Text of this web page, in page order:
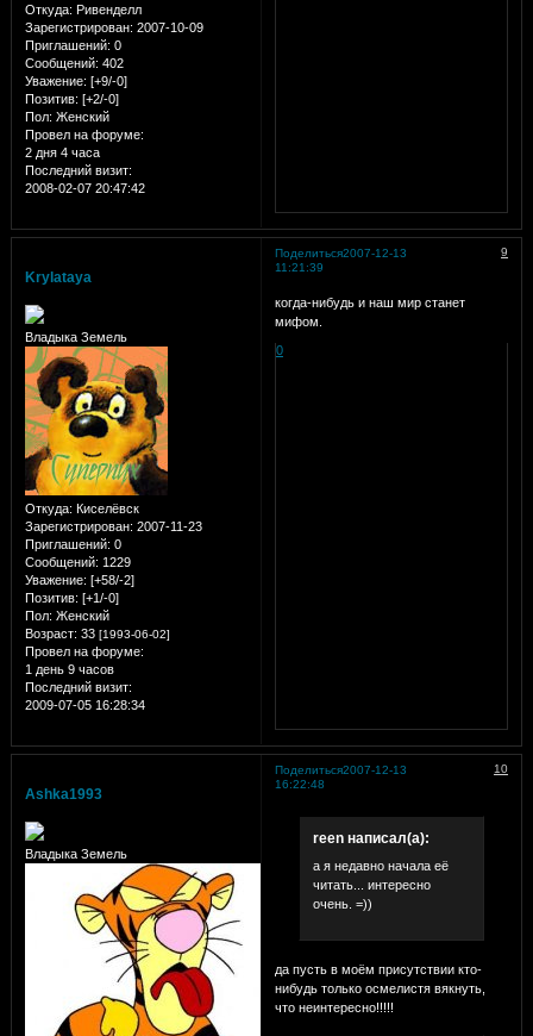
Откуда: Ривенделл
Зарегистрирован: 2007-10-09
Приглашений: 0
Сообщений: 402
Уважение: [+9/-0]
Позитив: [+2/-0]
Пол: Женский
Провел на форуме:
2 дня 4 часа
Последний визит:
2008-02-07 20:47:42
Поделиться 9
2007-12-13
11:21:39
Krylataya
Владыка Земель
Откуда: Киселёвск
Зарегистрирован: 2007-11-23
Приглашений: 0
Сообщений: 1229
Уважение: [+58/-2]
Позитив: [+1/-0]
Пол: Женский
Возраст: 33 [1993-06-02]
Провел на форуме:
1 день 9 часов
Последний визит:
2009-07-05 16:28:34
когда-нибудь и наш мир станет
мифом.
0
Поделиться 10
2007-12-13
16:22:48
Ashka1993
Владыка Земель
reen написал(а):
а я недавно начала её
читать... интересно
очень. =))
да пусть в моём присутствии кто-
нибудь только осмелистя вякнуть,
что неинтересно!!!!!